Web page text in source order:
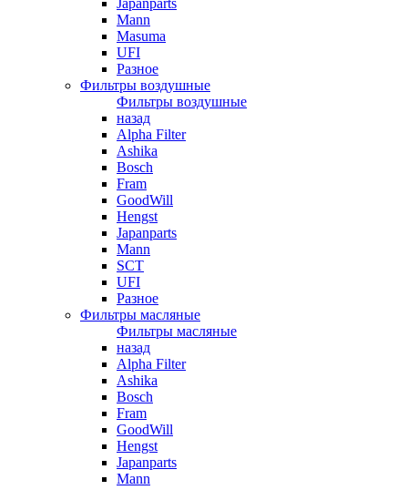
Japanparts
Mann
Masuma
UFI
Разное
Фильтры воздушные
Фильтры воздушные
назад
Alpha Filter
Ashika
Bosch
Fram
GoodWill
Hengst
Japanparts
Mann
SCT
UFI
Разное
Фильтры масляные
Фильтры масляные
назад
Alpha Filter
Ashika
Bosch
Fram
GoodWill
Hengst
Japanparts
Mann